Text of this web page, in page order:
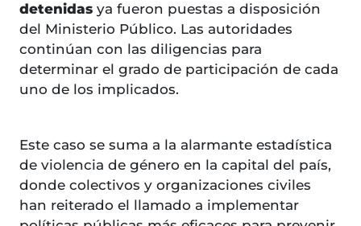
detenidas ya fueron puestas a disposición
del Ministerio Público. Las autoridades
continúan con las diligencias para
determinar el grado de participación de cada
uno de los implicados.
Este caso se suma a la alarmante estadística
de violencia de género en la capital del país,
donde colectivos y organizaciones civiles
han reiterado el llamado a implementar